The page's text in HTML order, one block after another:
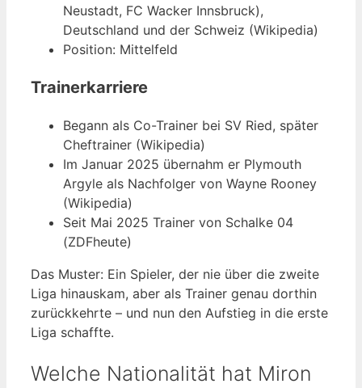
Neustadt, FC Wacker Innsbruck),
Deutschland und der Schweiz (Wikipedia)
Position: Mittelfeld
Trainerkarriere
Begann als Co-Trainer bei SV Ried, später
Cheftrainer (Wikipedia)
Im Januar 2025 übernahm er Plymouth
Argyle als Nachfolger von Wayne Rooney
(Wikipedia)
Seit Mai 2025 Trainer von Schalke 04
(ZDFheute)
Das Muster: Ein Spieler, der nie über die zweite
Liga hinauskam, aber als Trainer genau dorthin
zurückkehrte – und nun den Aufstieg in die erste
Liga schaffte.
Welche Nationalität hat Miron